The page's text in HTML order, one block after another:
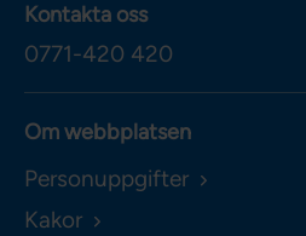
Kontakta oss
0771-420 420
Om webbplatsen
Personuppgifter
Kakor